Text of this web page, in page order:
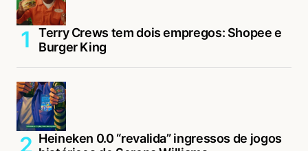
Terry Crews tem dois empregos: Shopee e
Burger King
Heineken 0.0 “revalida” ingressos de jogos